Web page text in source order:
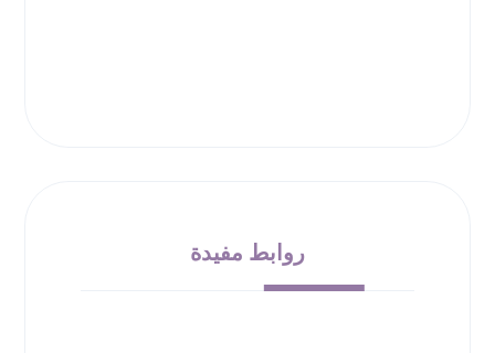
روابط مفيدة